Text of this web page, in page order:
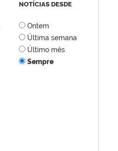
NOTÍCIAS DESDE
Ontem
Última semana
Último mês
Sempre